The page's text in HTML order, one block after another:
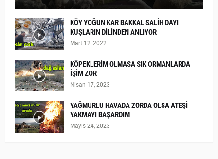
KÖY YOĞUN KAR BAKKAL SALİH DAYI
KUŞLARIN DİLİNDEN ANLIYOR
Mart 12, 2022
KÖPEKLERİM OLMASA SIK ORMANLARDA
İŞİM ZOR
Nisan 17, 2023
YAĞMURLU HAVADA ZORDA OLSA ATEŞİ
YAKMAYI BAŞARDIM
Mayıs 24, 2023